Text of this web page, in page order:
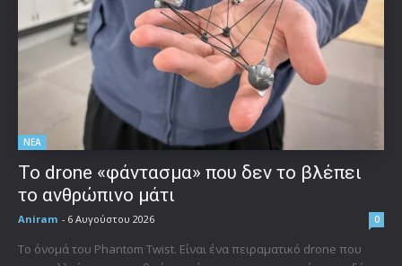
ΝΕΑ
Το drone «φάντασμα» που δεν το βλέπει
το ανθρώπινο μάτι
Aniram - 6 Αυγούστου 2026 0
Το όνομά του Phantom Twist. Είναι ένα πειραματικό drone που